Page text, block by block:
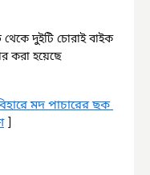
দুইটি চোরাই বাইক
করা হয়েছে
মদ পাচারের ছক
]